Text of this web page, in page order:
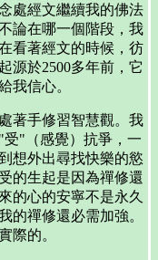
處經文繼續我的佛法
論在哪一個階段，我
看著經文的時候，彷
源於2500多年前，它
我信心。
著手修習智慧觀。我
"（感覺）抗爭，一
想外出尋找快樂的慾
的生起是因為禪修還
的心的安寧不是永久
的禪修還必需加強。
際的。